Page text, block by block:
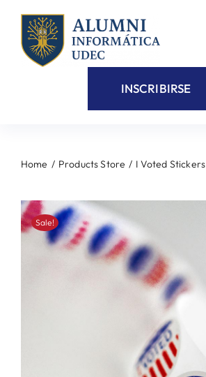
content
INSCRIBIRSE
Home Products Store I Voted Stickers
Sale!